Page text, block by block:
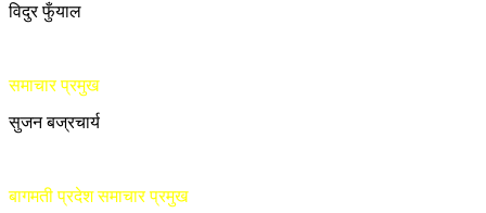
विदुर फुँयाल
समाचार प्रमुख
सुजन बज्रचार्य
बागमती प्रदेश समाचार प्रमुख